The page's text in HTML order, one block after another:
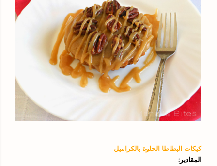
كيكات البطاطا الحلوة بالكراميل
المقادير: